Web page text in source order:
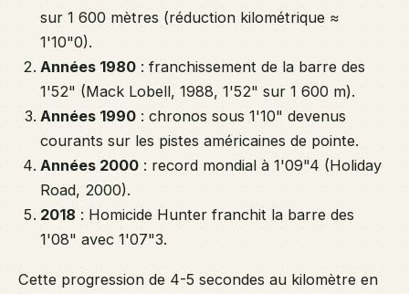
sur 1 600 mètres (réduction kilométrique ≈
1'10"0).
Années 1980 : franchissement de la barre des
1'52" (Mack Lobell, 1988, 1'52" sur 1 600 m).
Années 1990 : chronos sous 1'10" devenus
courants sur les pistes américaines de pointe.
Années 2000 : record mondial à 1'09"4 (Holiday
Road, 2000).
2018 : Homicide Hunter franchit la barre des
1'08" avec 1'07"3.
Cette progression de 4-5 secondes au kilomètre en